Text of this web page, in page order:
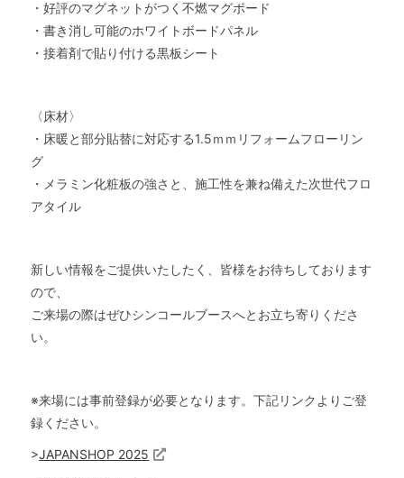
・好評のマグネットがつく不燃マグボード
・書き消し可能のホワイトボードパネル
・接着剤で貼り付ける黒板シート
〈床材〉
・床暖と部分貼替に対応する1.5ｍｍリフォームフローリン
グ
・メラミン化粧板の強さと、施工性を兼ね備えた次世代フロ
アタイル
新しい情報をご提供いたしたく、皆様をお待ちしております
ので、
ご来場の際はぜひシンコールブースへとお立ち寄りくださ
い。
※来場には事前登録が必要となります。下記リンクよりご登
録ください。
>JAPANSHOP 2025